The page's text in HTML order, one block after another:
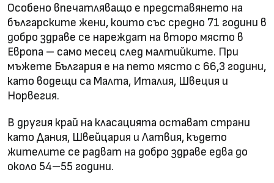
Особено впечатляващо е представянето на
българските жени, които със средно 71 години в
добро здраве се нареждат на второ място в
Европа – само месец след малтийките. При
мъжете България е на пето място с 66,3 години,
като водещи са Малта, Италия, Швеция и
Норвегия.
В другия край на класацията остават страни
като Дания, Швейцария и Латвия, където
жителите се радват на добро здраве едва до
около 54–55 години.